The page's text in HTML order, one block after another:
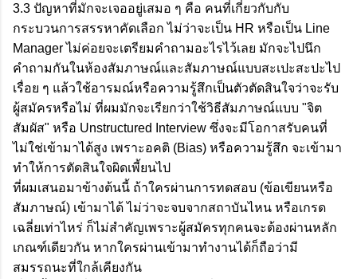
3.3 ปัญหาที่มักจะเจออยู่เสมอ ๆ คือ คนที่เกี่ยวกับกับ
กระบวนการสรรหาคัดเลือก ไม่ว่าจะเป็น HR หรือเป็น Line
Manager ไม่ค่อยจะเตรียมคำถามอะไรไว้เลย มักจะไปนึก
คำถามกันในห้องสัมภาษณ์และสัมภาษณ์แบบสะเปะสะปะไป
เรื่อย ๆ แล้วใช้อารมณ์หรือความรู้สึกเป็นตัวตัดสินใจว่าจะรับ
ผู้สมัครหรือไม่ ที่ผมมักจะเรียกว่าใช้วิธีสัมภาษณ์แบบ "จิต
สัมผัส" หรือ Unstructured Interview ซึ่งจะมีโอกาสรับคนที่
ไม่ใช่เข้ามาได้สูง เพราะอคติ (Bias) หรือความรู้สึก จะเข้ามา
ทำให้การตัดสินใจผิดเพี้ยนไป
ที่ผมเสนอมาข้างต้นนี้ ถ้าใครผ่านการทดสอบ (ข้อเขียนหรือ
สัมภาษณ์) เข้ามาได้ ไม่ว่าจะจบจากสถาบันไหน หรือเกรด
เฉลี่ยเท่าไหร่ ก็ไม่สำคัญเพราะผู้สมัครทุกคนจะต้องผ่านหลัก
เกณฑ์เดียวกัน หากใครผ่านเข้ามาทำงานได้ก็ถือว่ามี
สมรรถนะที่ใกล้เคียงกัน